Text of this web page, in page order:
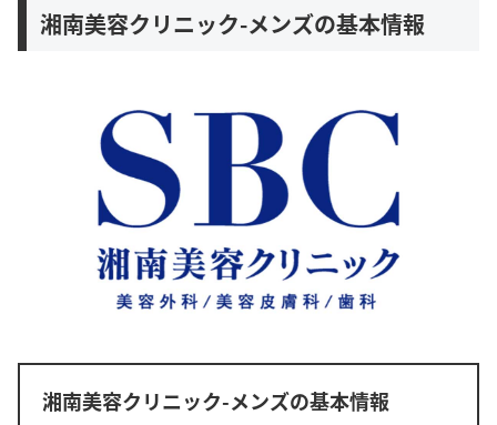
湘南美容クリニック-メンズの基本情報
湘南美容クリニック-メンズの基本情報